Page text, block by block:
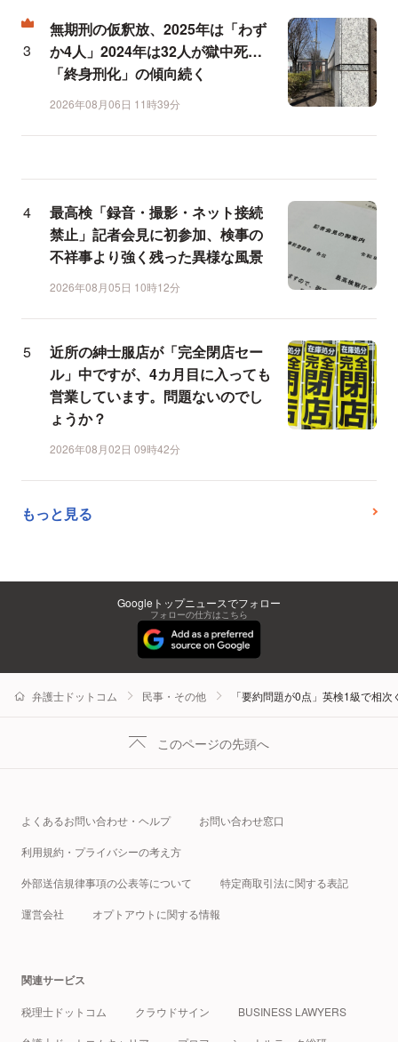
無期刑の仮釈放、2025年は「わず
か4人」2024年は32人が獄中死…
「終身刑化」の傾向続く
2026年08月06日 11時39分
最高検「録音・撮影・ネット接続
禁止」記者会見に初参加、検事の
不祥事より強く残った異様な風景
2026年08月05日 10時12分
近所の紳士服店が「完全閉店セー
ル」中ですが、4カ月目に入っても
営業しています。問題ないのでし
ょうか？
2026年08月02日 09時42分
もっと見る
Googleトップニュースでフォロー
フォローの仕方はこちら
弁護士ドットコム 民事・その他 「要約問題が0点」英検1級で相
このページの先頭へ
よくあるお問い合わせ・ヘルプ お問い合わせ窓口
利用規約・プライバシーの考え方
外部送信規律事項の公表等について 特定商取引法に関する表記
運営会社 オプトアウトに関する情報
関連サービス
税理士ドットコム クラウドサイン BUSINESS LAWYERS